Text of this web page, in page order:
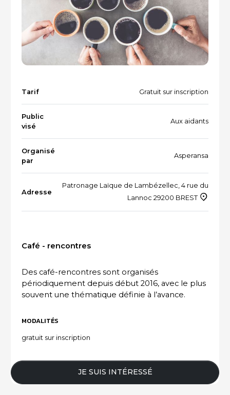
Dispositifs aidants/aidés
QUI SOMMES-NOUS ?
L'équipe
Le Comité des parties prenantes
Les partenaires
Les évènements
RESSOURCES
Recherche par mots-clés
Tarif Gratuit sur inscription
Public
visé
Aux aidants
Organisé
par
Asperansa
Adresse
Patronage Laïque de Lambézellec, 4 rue du
Lannoc 29200 BREST
Café - rencontres
Des café-rencontres sont organisés
périodiquement depuis début 2016, avec le plus
souvent une thématique définie à l’avance.
MODALITÉS
gratuit sur inscription
JE SUIS INTÉRESSÉ